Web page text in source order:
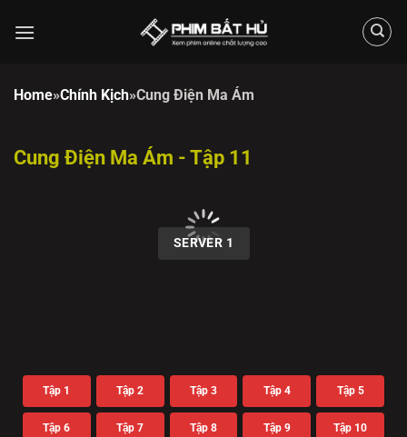
đến
Home»Chính Kịch»Cung Điện Ma Ám
Cung Điện Ma Ám - Tập 11
SERVER 1
Tập 1 Tập 2 Tập 3 Tập 4 Tập 5
Tập 6 Tập 7 Tập 8 Tập 9 Tập 10